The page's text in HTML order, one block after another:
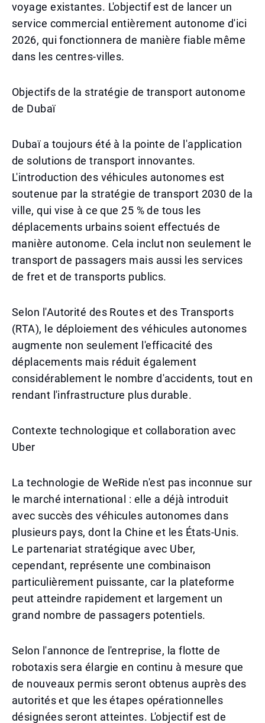
voyage existantes. L'objectif est de lancer un
service commercial entièrement autonome d'ici
2026, qui fonctionnera de manière fiable même
dans les centres-villes.
Objectifs de la stratégie de transport autonome
de Dubaï
Dubaï a toujours été à la pointe de l'application
de solutions de transport innovantes.
L'introduction des véhicules autonomes est
soutenue par la stratégie de transport 2030 de la
ville, qui vise à ce que 25 % de tous les
déplacements urbains soient effectués de
manière autonome. Cela inclut non seulement le
transport de passagers mais aussi les services
de fret et de transports publics.
Selon l'Autorité des Routes et des Transports
(RTA), le déploiement des véhicules autonomes
augmente non seulement l'efficacité des
déplacements mais réduit également
considérablement le nombre d'accidents, tout en
rendant l'infrastructure plus durable.
Contexte technologique et collaboration avec
Uber
La technologie de WeRide n'est pas inconnue sur
le marché international : elle a déjà introduit
avec succès des véhicules autonomes dans
plusieurs pays, dont la Chine et les États-Unis.
Le partenariat stratégique avec Uber,
cependant, représente une combinaison
particulièrement puissante, car la plateforme
peut atteindre rapidement et largement un
grand nombre de passagers potentiels.
Selon l'annonce de l'entreprise, la flotte de
robotaxis sera élargie en continu à mesure que
de nouveaux permis seront obtenus auprès des
autorités et que les étapes opérationnelles
désignées seront atteintes. L'objectif est de